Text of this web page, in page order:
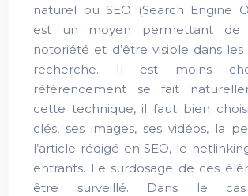
naturel ou SEO (Search Engine
est un moyen permettant de
notoriété et d’être visible dans
recherche. Il est moins
référencement se fait
cette technique, il faut bien
clés, ses images, ses vidéos, la
l’article rédigé en SEO, le
entrants. Le surdosage de ces
être surveillé. Dans le cas